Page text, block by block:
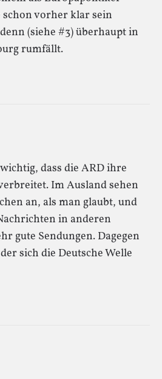
vorher klar sein
(siehe #3) überhaupt in
rumfällt.
dass die ARD ihre
Im Ausland sehen
an, als man glaubt, und
in anderen
gute Sendungen. Dagegen
sich die Deutsche Welle